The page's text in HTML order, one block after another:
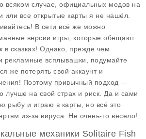
всяком случае, официальных модов на
или все открытые карты я не нашёл.
В сети всё же можно
версии игры, которые обещают
в сказках! Однако, прежде чем
рекламные всплывашки, подумайте
же потерять свой аккаунт и
Поэтому привычный подход —
лучше на свой страх и риск. Да и сами
рыбу и играю в карты, но всё это
из-за вируса. Не очень-то весело!
механики Solitaire Fish